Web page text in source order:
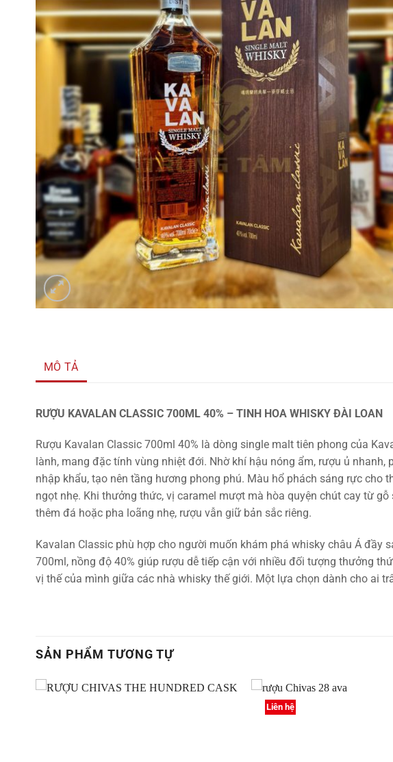
MÔ TẢ
RƯỢU KAVALAN CLASSIC 700ML 40% – TINH HOA WHISKY ĐÀI LOAN
Rượu Kavalan Classic 700ml 40% là dòng single malt tiên phong của
lành, mang đặc tính vùng nhiệt đới. Nhờ khí hậu nóng ẩm, rượu ủ
nhập khẩu, tạo nên tầng hương phong phú. Màu hổ phách sáng rực
ngọt nhẹ. Khi thưởng thức, vị caramel mượt mà hòa quyện chút cay từ
thêm đá hoặc pha loãng nhẹ, rượu vẫn giữ bản sắc riêng.
Kavalan Classic phù hợp cho người muốn khám phá whisky châu Á
700ml, nồng độ 40% giúp rượu dễ tiếp cận với nhiều đối tượng thưởng
vị thế của mình giữa các nhà whisky thế giới. Một lựa chọn dành cho ai
SẢN PHẨM TƯƠNG TỰ
Liên hệ